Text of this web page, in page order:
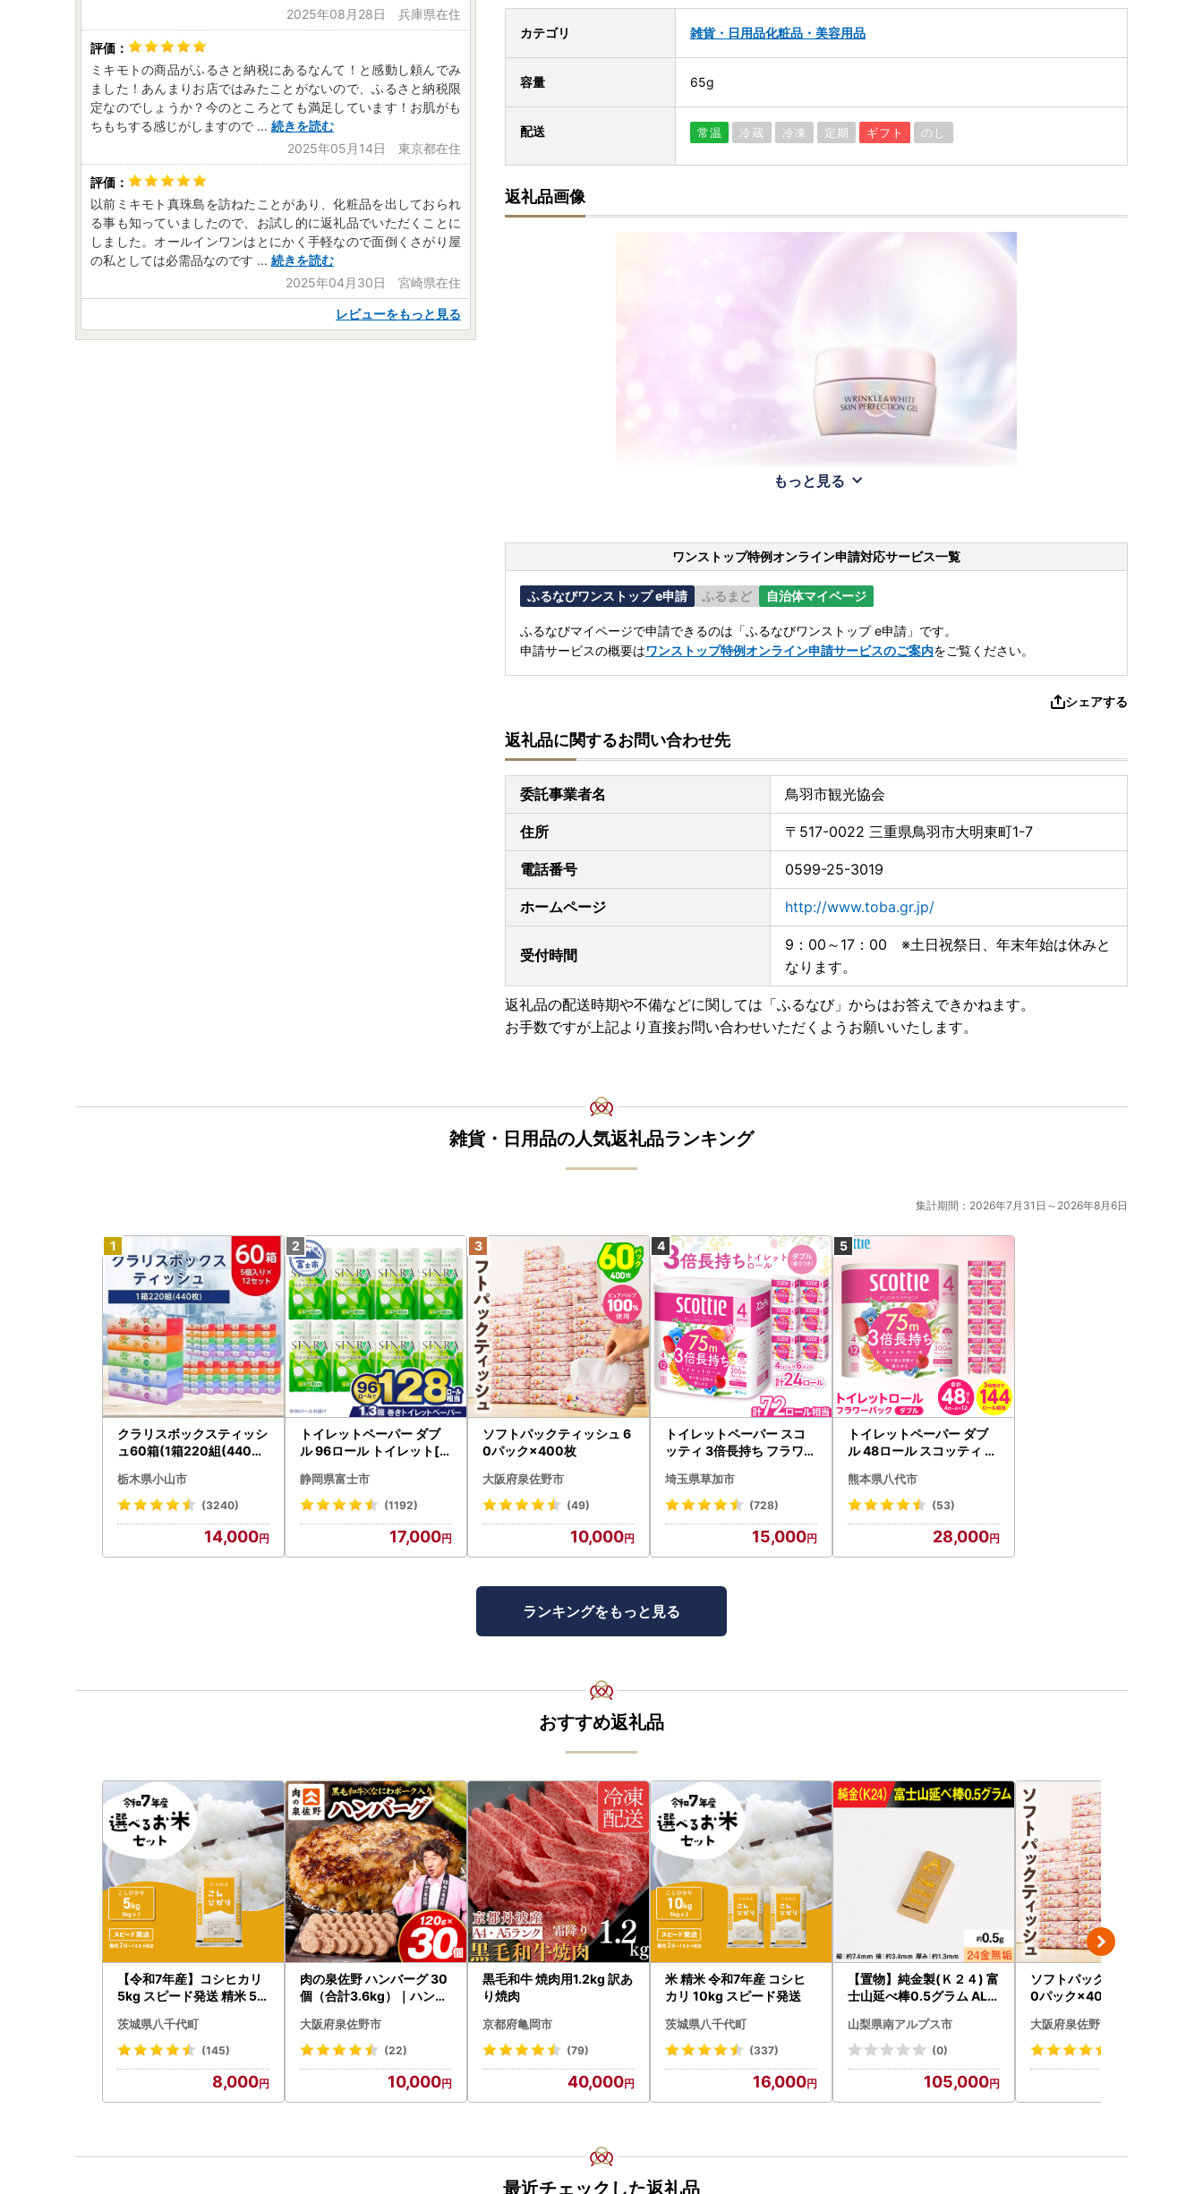
カテゴリ 雑貨・日用品化粧品・美容用品
容量 65g
配送 常温 冷蔵 冷凍 定期 ギフト のし
返礼品画像
もっと見る
ワンストップ特例オンライン申請対応サービス一覧
ふるなびワンストップ e申請 ふるまど 自治体マイページ
ふるなびマイページで申請できるのは「ふるなびワンストップ e申請」です。
申請サービスの概要はワンストップ特例オンライン申請サービスのご案内をご覧ください。
シェアする
返礼品に関するお問い合わせ先
委託事業者名 鳥羽市観光協会
住所 〒517-0022 三重県鳥羽市大明東町1-7
電話番号 0599-25-3019
ホームページ http://www.toba.gr.jp/
受付時間
9：00～17：00 ※土日祝祭日、年末年始は休みと
なります。
返礼品の配送時期や不備などに関しては「ふるなび」からはお答えできかねます。
お手数ですが上記より直接お問い合わせいただくようお願いいたします。
2025年08月28日 兵庫県在住
ミキモトの商品がふるさと納税にあるなんて！と感動し頼んでみ
ました！あんまりお店ではみたことがないので、ふるさと納税限
定なのでしょうか？今のところとても満足しています！お肌がも
ちもちする感じがしますので ... 続きを読む
2025年05月14日 東京都在住
以前ミキモト真珠島を訪ねたことがあり、化粧品を出しておられ
る事も知っていましたので、お試し的に返礼品でいただくことに
しました。オールインワンはとにかく手軽なので面倒くさがり屋
の私としては必需品なのです ... 続きを読む
2025年04月30日 宮崎県在住
レビューをもっと見る
雑貨・日用品の人気返礼品ランキング
集計期間：2026年7月31日～2026年8月6日
クラリスボックスティッシ
ュ60箱(1箱220組(440枚)
送不可地域：離島・沖縄県
】【1256759】
栃木県小山市
(3240)
14,000
トイレットペーパー ダブ
ル 96ロール トイレット[sf
静岡県富士市
(1192)
17,000
ソフトパックティッシュ 6
0パック×400枚
大阪府泉佐野市
(49)
10,000
トイレットペーパー スコ
ッティ 3倍長持ち フラワー
埼玉県草加市
(728)
15,000
トイレットペーパー ダブ
ル 48ロール スコッティ ト
熊本県八代市
(53)
28,000
ランキングをもっと見る
おすすめ返礼品
【令和7年産】コシヒカリ
5kg スピード発送 精米 5k
町
茨城県八千代町
(145)
8,000
肉の泉佐野 ハンバーグ 30
個（合計3.6kg）｜ハンバ
わポーク
大阪府泉佐野市
(22)
10,000
黒毛和牛 焼肉用1.2kg 訳あ
り焼肉
京都府亀岡市
(79)
40,000
米 精米 令和7年産 コシヒ
カリ 10kg スピード発送
茨城県八千代町
(337)
16,000
【置物】純金製(Ｋ２４) 富
士山延べ棒0.5グラム ALP
山梨県南アルプス市
(0)
105,000
ソフトパックティッシュ 6
0パック×400枚
大阪府泉佐野市
最近チェックした返礼品